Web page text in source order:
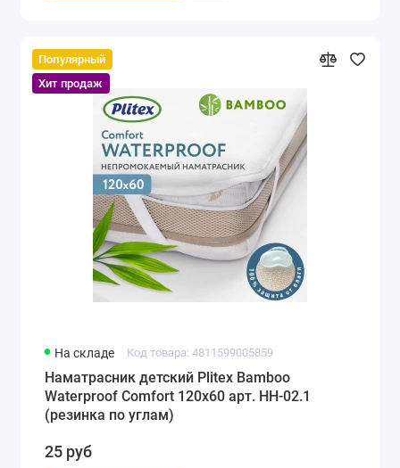
Популярный
Хит продаж
На складе Код товара: 4811599005859
Наматрасник детский Plitex Bamboo
Waterproof Comfort 120х60 арт. НН-02.1
(резинка по углам)
25 руб